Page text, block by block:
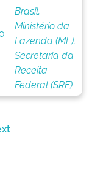
Brasil.
Ministério da
Fazenda (MF).
Secretaria da
Receita
Federal (SRF)